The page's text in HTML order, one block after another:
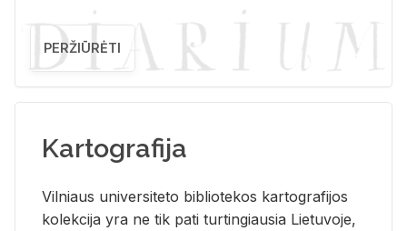
PERŽIŪRĖTI
Kartografija
Vil­niaus uni­ver­si­te­to bi­b­lio­te­kos kar­to­gra­fi­jos
ko­lek­ci­ja yra ne tik pati tur­tin­giau­sia Lie­tu­vo­je,